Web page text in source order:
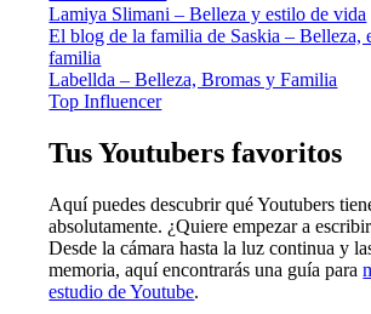
Lamiya Slimani – Belleza y estilo de vida
El blog de la familia de Saskia – Belleza,
familia
Labellda – Belleza, Bromas y Familia
Top Influencer
Tus Youtubers favoritos
Aquí puedes descubrir qué Youtubers
absolutamente. ¿Quiere empezar a
Desde la cámara hasta la luz continua y
memoria, aquí encontrarás una guía para
estudio de Youtube.